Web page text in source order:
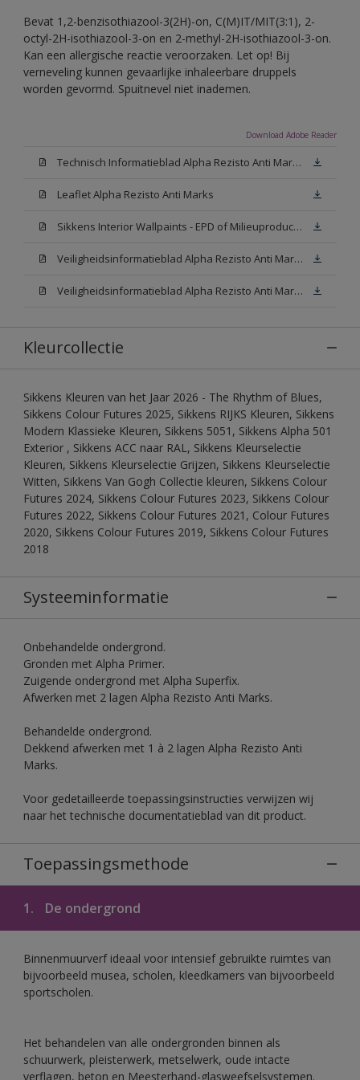
Bevat 1,2-benzisothiazool-3(2H)-on, C(M)IT/MIT(3:1), 2-
octyl-2H-isothiazool-3-on en 2-methyl-2H-isothiazool-3-on.
Kan een allergische reactie veroorzaken. Let op! Bij
verneveling kunnen gevaarlijke inhaleerbare druppels
worden gevormd. Spuitnevel niet inademen.
Download Adobe Reader
Technisch Informatieblad Alpha Rezisto Anti Marks (PDF)
Leaflet Alpha Rezisto Anti Marks
Sikkens Interior Wallpaints - EPD of Milieuproductverklaring
Veiligheidsinformatieblad Alpha Rezisto Anti Marks Mat White W05 (MSDS)
Veiligheidsinformatieblad Alpha Rezisto Anti Marks Mat N00 (MSDS)
Kleurcollectie
Sikkens Kleuren van het Jaar 2026 - The Rhythm of Blues,
Sikkens Colour Futures 2025, Sikkens RIJKS Kleuren, Sikkens
Modern Klassieke Kleuren, Sikkens 5051, Sikkens Alpha 501
Exterior , Sikkens ACC naar RAL, Sikkens Kleurselectie
Kleuren, Sikkens Kleurselectie Grijzen, Sikkens Kleurselectie
Witten, Sikkens Van Gogh Collectie kleuren, Sikkens Colour
Futures 2024, Sikkens Colour Futures 2023, Sikkens Colour
Futures 2022, Sikkens Colour Futures 2021, Colour Futures
2020, Sikkens Colour Futures 2019, Sikkens Colour Futures
2018
Systeeminformatie
Onbehandelde ondergrond.
Gronden met Alpha Primer.
Zuigende ondergrond met Alpha Superfix.
Afwerken met 2 lagen Alpha Rezisto Anti Marks.
Behandelde ondergrond.
Dekkend afwerken met 1 à 2 lagen Alpha Rezisto Anti
Marks.
Voor gedetailleerde toepassingsinstructies verwijzen wij
naar het technische documentatieblad van dit product.
Toepassingsmethode
1. De ondergrond
Binnenmuurverf ideaal voor intensief gebruikte ruimtes van
bijvoorbeeld musea, scholen, kleedkamers van bijvoorbeeld
sportscholen.
Het behandelen van alle ondergronden binnen als
schuurwerk, pleisterwerk, metselwerk, oude intacte
verflagen, beton en Meesterhand-glasweefselsystemen.